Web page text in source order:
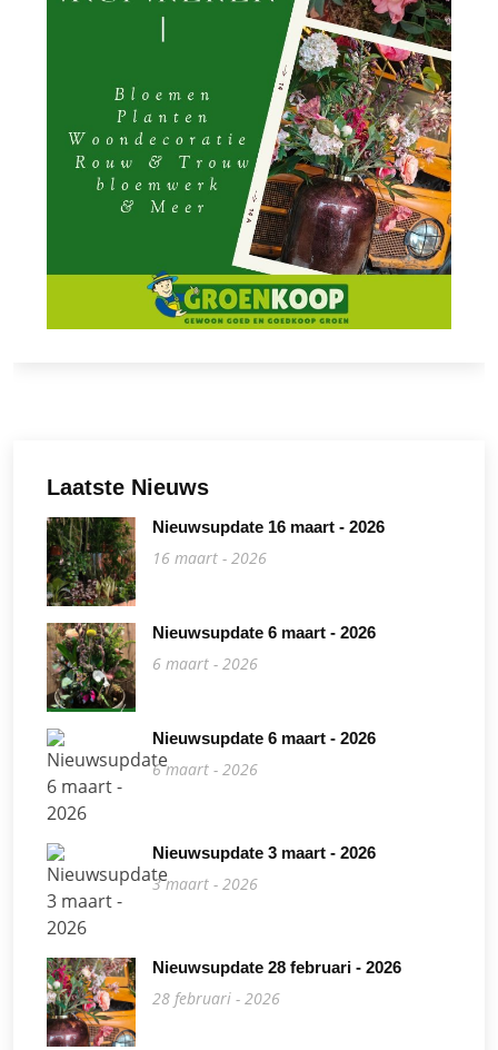
Laatste Nieuws
Nieuwsupdate 16 maart - 2026
16 maart - 2026
Nieuwsupdate 6 maart - 2026
6 maart - 2026
Nieuwsupdate 6 maart - 2026
6 maart - 2026
Nieuwsupdate 3 maart - 2026
3 maart - 2026
Nieuwsupdate 28 februari - 2026
28 februari - 2026